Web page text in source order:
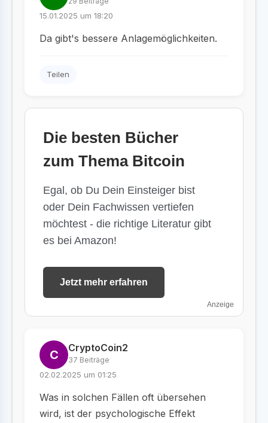
15.01.2025 um 18:20
Da gibt's bessere Anlagemöglichkeiten.
Teilen
Die besten Bücher
zum Thema Bitcoin
Egal, ob Du Dein Einsteiger bist
oder Dein Fachwissen vertiefen
möchtest - die richtige Literatur gibt
es bei Amazon!
Jetzt mehr erfahren
Anzeige
C CryptoCoin2
37 Beiträge
02.02.2025 um 01:25
Was in solchen Fällen oft übersehen
wird, ist der psychologische Effekt